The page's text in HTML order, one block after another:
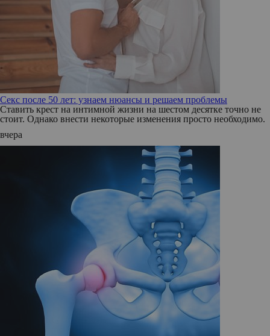
Секс после 50 лет: узнаем нюансы и решаем проблемы
Ставить крест на интимной жизни на шестом десятке точно не
стоит. Однако внести некоторые изменения просто необходимо.
вчера